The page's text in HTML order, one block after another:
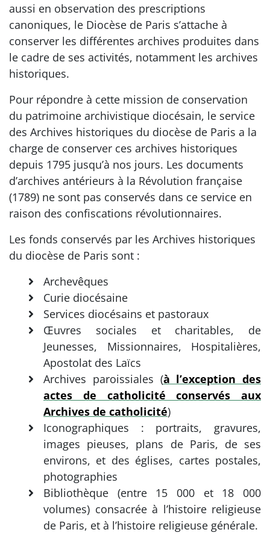
aussi en observation des prescriptions
canoniques, le Diocèse de Paris s’attache à
conserver les différentes archives produites dans
le cadre de ses activités, notamment les archives
historiques.
Pour répondre à cette mission de conservation
du patrimoine archivistique diocésain, le service
des Archives historiques du diocèse de Paris a la
charge de conserver ces archives historiques
depuis 1795 jusqu’à nos jours. Les documents
d’archives antérieurs à la Révolution française
(1789) ne sont pas conservés dans ce service en
raison des confiscations révolutionnaires.
Les fonds conservés par les Archives historiques
du diocèse de Paris sont :
Archevêques
Curie diocésaine
Services diocésains et pastoraux
Œuvres sociales et charitables, de
Jeunesses, Missionnaires, Hospitalières,
Apostolat des Laïcs
Archives paroissiales (à l’exception des
actes de catholicité conservés aux
Archives de catholicité)
Iconographiques : portraits, gravures,
images pieuses, plans de Paris, de ses
environs, et des églises, cartes postales,
photographies
Bibliothèque (entre 15 000 et 18 000
volumes) consacrée à l’histoire religieuse
de Paris, et à l’histoire religieuse générale.